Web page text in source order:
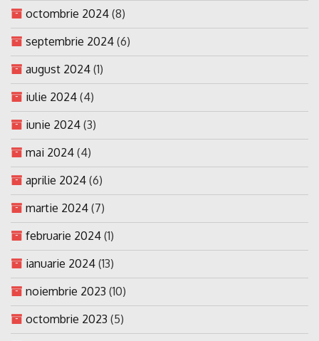
octombrie 2024 (8)
septembrie 2024 (6)
august 2024 (1)
iulie 2024 (4)
iunie 2024 (3)
mai 2024 (4)
aprilie 2024 (6)
martie 2024 (7)
februarie 2024 (1)
ianuarie 2024 (13)
noiembrie 2023 (10)
octombrie 2023 (5)